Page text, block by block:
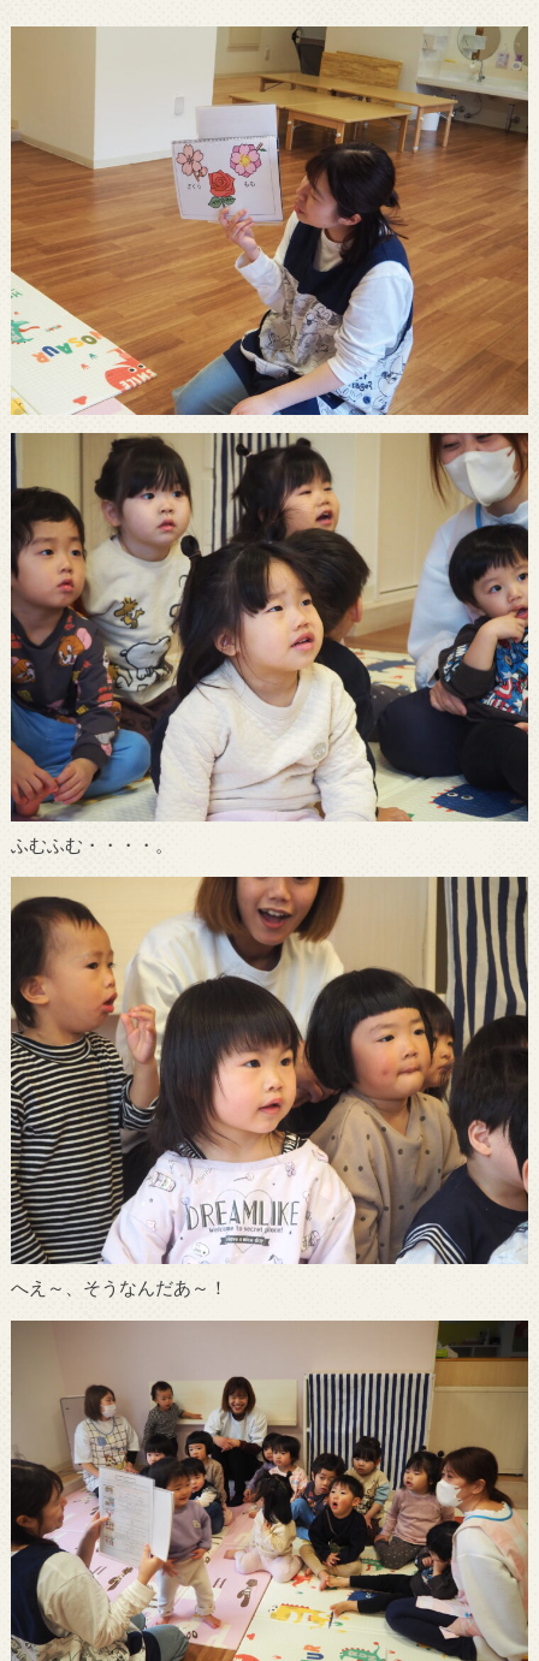
ふむふむ・・・・。
へえ～、そうなんだあ～！